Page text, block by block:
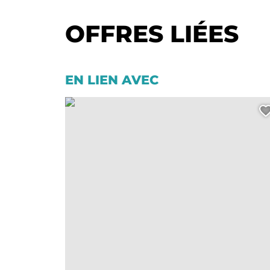
OFFRES LIÉES
EN LIEN AVEC
Vignobles en scène – à l’Hôtel Richelieu, © Hôtel Le